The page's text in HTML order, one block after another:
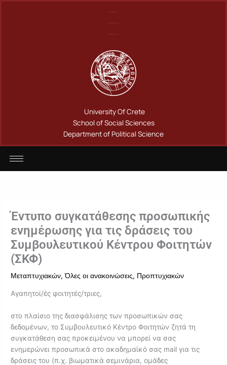
University Of Crete
School of Social Sciences
Department of Political Science
Έντυπο συγκατάθεσης προσωπικής
ενημέρωσης για τις δράσεις του
Συμβουλευτικού Κέντρου Φοιτητών
(ΣΚΦ)
Μεταπτυχιακών,Όλες οι ανακοινώσεις, Προπτυχιακών
Αγαπητοί/ές φοιτητές/τριες,
στο πλαίσιο της διασφάλισης των προσωπικών σας
δεδομένων, το Συμβουλευτικό Κέντρο Φοιτητών ζητά τη
συγκατάθεση σας προκειμένου να μπορεί να σας
ενημερώνει προσωπικά στο ακαδημαϊκό σας mail για τις
δράσεις του (π.χ. βιωματικά σεμινάρια, ομάδες